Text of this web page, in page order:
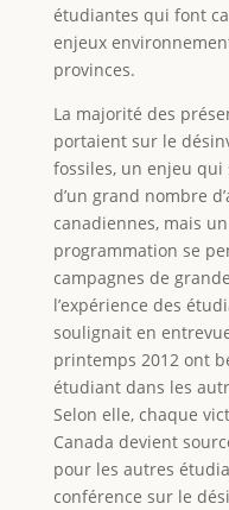
étudiantes qui font
enjeux
provinces.
La majorité des
portaient sur le
fossiles, un enjeu
d’un grand nombre
canadiennes, mais
programmation se
campagnes de
l’expérience des
soulignait en
printemps 2012 ont
étudiant dans les
Selon elle, chaque
Canada devient
pour les autres
conférence sur le